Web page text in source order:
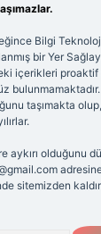
Bilgi
bir Yer
içerikleri
taşımakta
aykırı olduğunu
sitemizden